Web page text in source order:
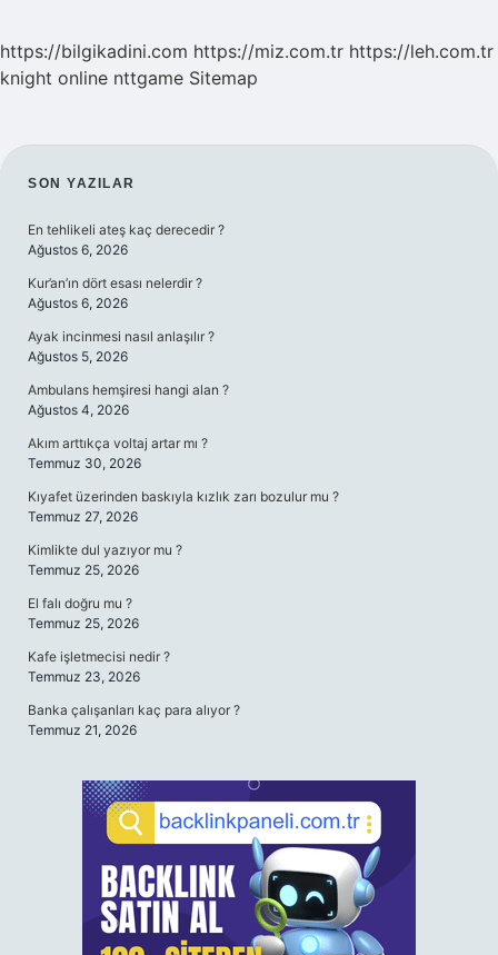
https://bilgikadini.com https://miz.com.tr https://leh.com.tr
knight online nttgame Sitemap
SIDEBAR
SON YAZILAR
En tehlikeli ateş kaç derecedir ?
Ağustos 6, 2026
Kur’an’ın dört esası nelerdir ?
Ağustos 6, 2026
Ayak incinmesi nasıl anlaşılır ?
Ağustos 5, 2026
Ambulans hemşiresi hangi alan ?
Ağustos 4, 2026
Akım arttıkça voltaj artar mı ?
Temmuz 30, 2026
Kıyafet üzerinden baskıyla kızlık zarı bozulur mu ?
Temmuz 27, 2026
Kimlikte dul yazıyor mu ?
Temmuz 25, 2026
El falı doğru mu ?
Temmuz 25, 2026
Kafe işletmecisi nedir ?
Temmuz 23, 2026
Banka çalışanları kaç para alıyor ?
Temmuz 21, 2026